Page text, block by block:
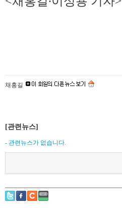
채홍길
[관련뉴스]
- 관련뉴스가 없습니다.